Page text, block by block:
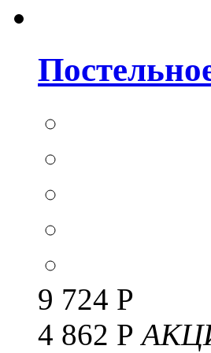
9 724 Р
4 862 Р